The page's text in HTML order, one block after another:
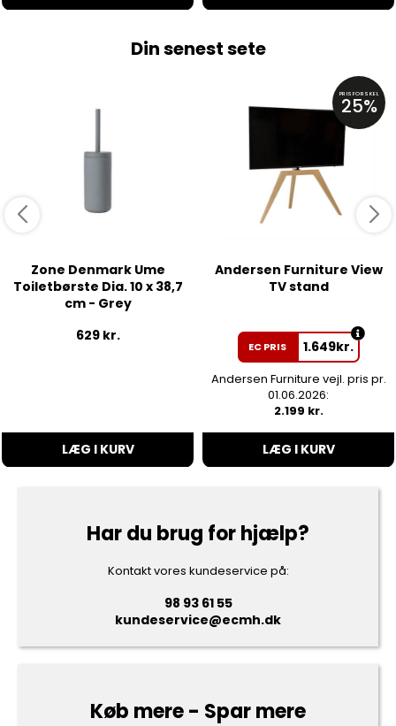
Din senest sete
Zone Denmark Ume
Toiletbørste Dia. 10 x 38,7
cm - Grey
629 kr.
LÆG I KURV
PRISFORSKEL
25%
Andersen Furniture View
TV stand
EC PRIS 1.649kr.
Andersen Furniture vejl. pris pr.
01.06.2026:
2.199 kr.
LÆG I KURV
Har du brug for hjælp?
Kontakt vores kundeservice på:
98 93 61 55
kundeservice@ecmh.dk
Køb mere - Spar mere